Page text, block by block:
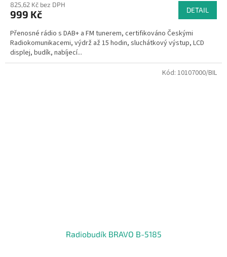
825,62 Kč bez DPH
999 Kč DETAIL
Přenosné rádio s DAB+ a FM tunerem, certifikováno Českými
Radiokomunikacemi, výdrž až 15 hodin, sluchátkový výstup, LCD
displej, budík, nabíjecí...
Radiobudík BRAVO B-5185
Kód: 10107000/BIL